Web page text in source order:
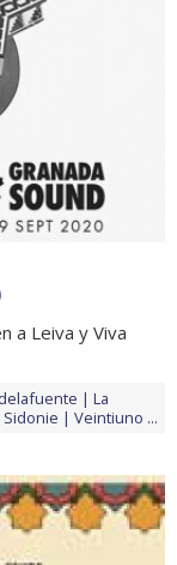
a Leiva y Viva
La
Sidonie Veintiuno ...